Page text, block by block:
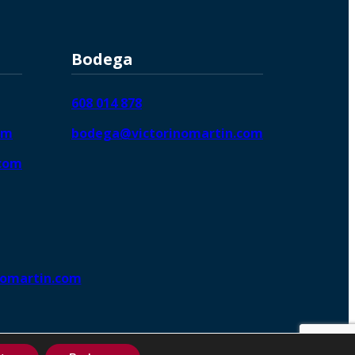
Bodega
608 014 878
bodega@victorinomartin.com
DigitalGrowthⓇ